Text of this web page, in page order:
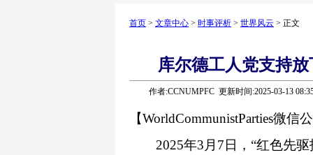
首页 > 文章中心 > 时事评析 > 世界风云 > 正文
库尔德工人党支持
作者:CCNUMPFC 更新时间:2025-03-13
【WorldCommunistParties微信
2025年3月7日，“红色先驱